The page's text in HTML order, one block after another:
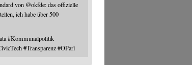
von @okfde: das offizielle
ich habe über 500
#Kommunalpolitik
#Transparenz #OParl